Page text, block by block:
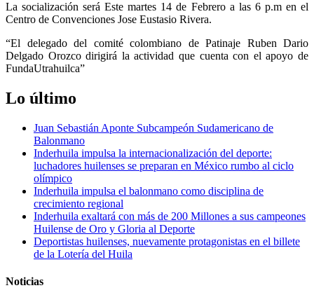
La socialización será Este martes 14 de Febrero a las 6 p.m en el
Centro de Convenciones Jose Eustasio Rivera.
“El delegado del comité colombiano de Patinaje Ruben Dario
Delgado Orozco dirigirá la actividad que cuenta con el apoyo de
FundaUtrahuilca”
Lo último
Juan Sebastián Aponte Subcampeón Sudamericano de
Balonmano
Inderhuila impulsa la internacionalización del deporte:
luchadores huilenses se preparan en México rumbo al ciclo
olímpico
Inderhuila impulsa el balonmano como disciplina de
crecimiento regional
Inderhuila exaltará con más de 200 Millones a sus campeones
Huilense de Oro y Gloria al Deporte
Deportistas huilenses, nuevamente protagonistas en el billete
de la Lotería del Huila
Noticias